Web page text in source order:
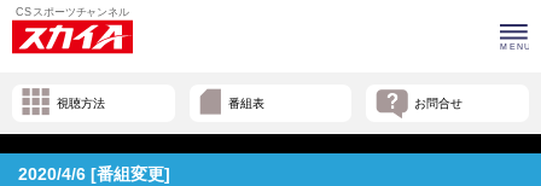
視聴方法 番組表 お問合せ
2020/4/6 [番組変更]